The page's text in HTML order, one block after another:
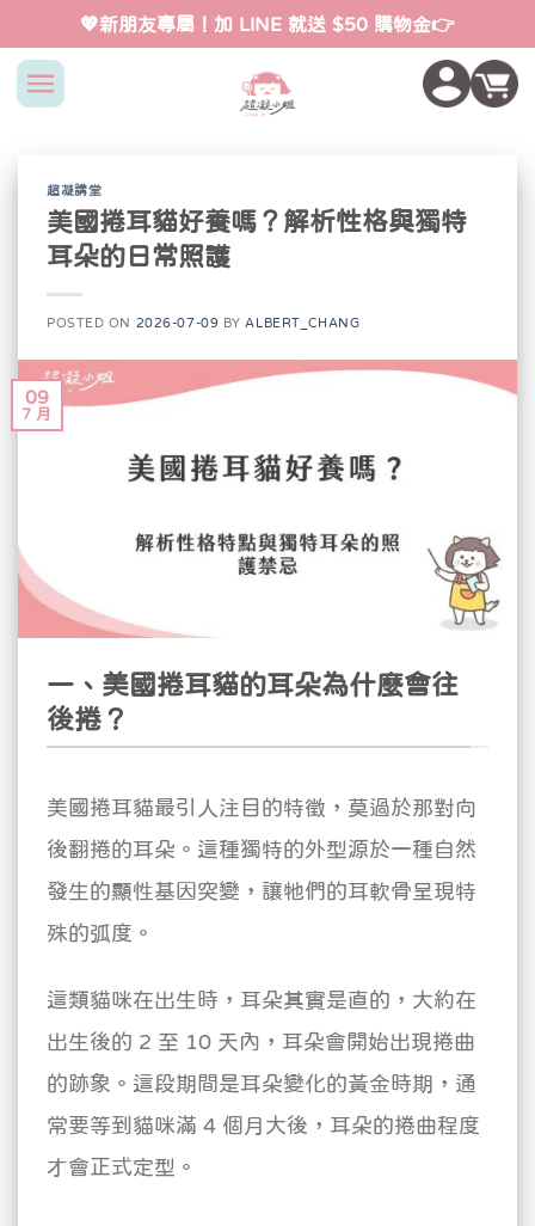
content
💖新朋友專屬！加 LINE 就送 $50 購物金👉
超凝講堂
美國捲耳貓好養嗎？解析性格與獨特
耳朵的日常照護
POSTED ON 2026-07-09 BYALBERT_CHANG
09
7 月
一、美國捲耳貓的耳朵為什麼會往
後捲？
美國捲耳貓最引人注目的特徵，莫過於那對向
後翻捲的耳朵。這種獨特的外型源於一種自然
發生的顯性基因突變，讓牠們的耳軟骨呈現特
殊的弧度。
這類貓咪在出生時，耳朵其實是直的，大約在
出生後的 2 至 10 天內，耳朵會開始出現捲曲
的跡象。這段期間是耳朵變化的黃金時期，通
常要等到貓咪滿 4 個月大後，耳朵的捲曲程度
才會正式定型。